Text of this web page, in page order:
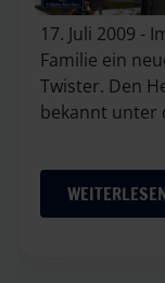
17. Juli 2009 -
Familie ein
Twister. Den
bekannt unter